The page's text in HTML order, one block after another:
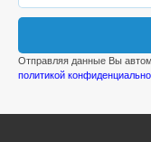
Отправляя данные Вы
политикой